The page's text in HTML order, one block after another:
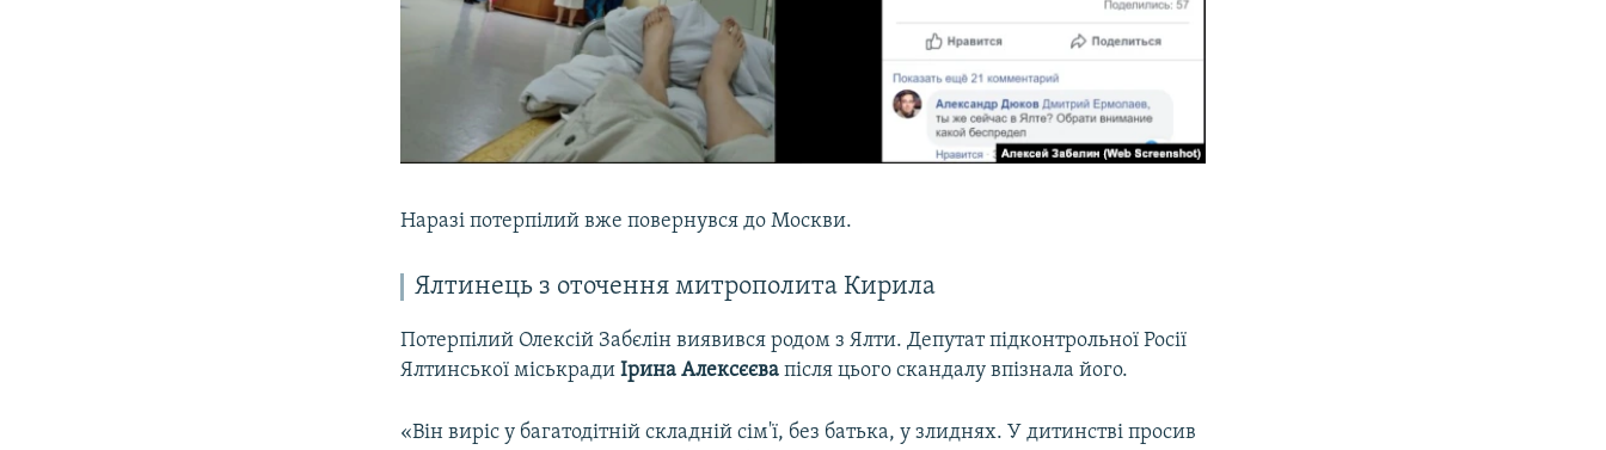
Наразі потерпілий вже повернувся до Москви.
Ялтинець з оточення митрополита Кирила
Потерпілий Олексій Забєлін виявився родом з Ялти. Депутат підконтрольної Росії
Ялтинської міськрадиІрина Алексєєва після цього скандалу впізнала його.
«Він виріс у багатодітній складній сім'ї, без батька, у злиднях. У дитинстві просив